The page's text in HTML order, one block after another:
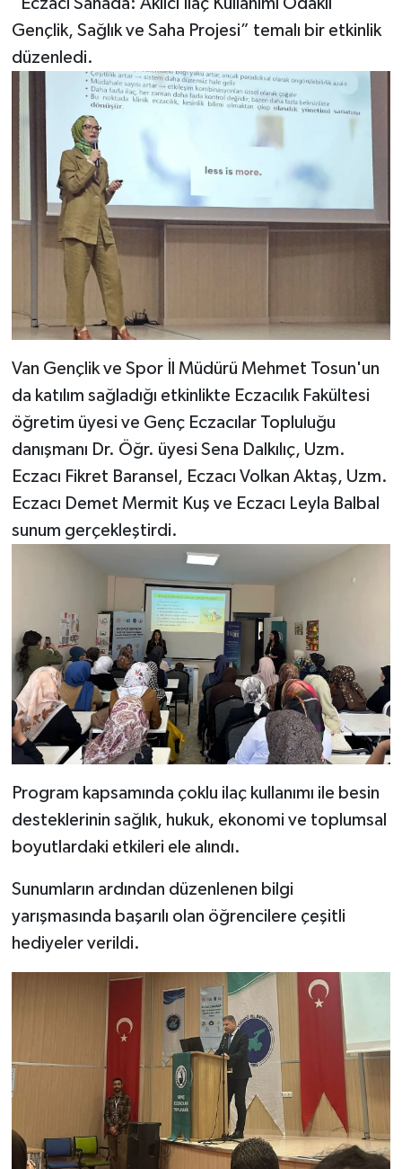
Gençlik, Sağlık ve Saha Projesi” temalı bir etkinlik
düzenledi.
Van Gençlik ve Spor İl Müdürü Mehmet Tosun'un
da katılım sağladığı etkinlikte Eczacılık Fakültesi
öğretim üyesi ve Genç Eczacılar Topluluğu
danışmanı Dr. Öğr. üyesi Sena Dalkılıç, Uzm.
Eczacı Fikret Baransel, Eczacı Volkan Aktaş, Uzm.
Eczacı Demet Mermit Kuş ve Eczacı Leyla Balbal
sunum gerçekleştirdi.
Program kapsamında çoklu ilaç kullanımı ile besin
desteklerinin sağlık, hukuk, ekonomi ve toplumsal
boyutlardaki etkileri ele alındı.
Sunumların ardından düzenlenen bilgi
yarışmasında başarılı olan öğrencilere çeşitli
hediyeler verildi.